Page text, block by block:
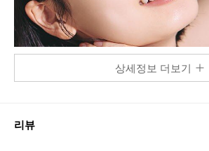
상세정보 더보기
리뷰